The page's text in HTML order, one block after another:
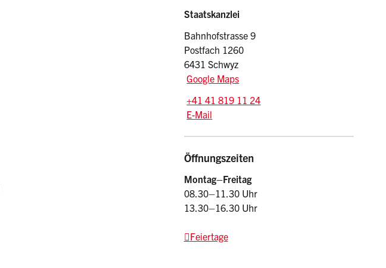
Sidebar
Adresse
Staatskanzlei
Bahnhofstrasse 9
Postfach 1260
6431 Schwyz
Google Maps
Tel.:
+41 41 819 11 24
E-Mail: srsz
E-Mail
Öffnungszeiten
Montag–Freitag
08.30–11.30 Uhr
13.30–16.30 Uhr
Feiertage